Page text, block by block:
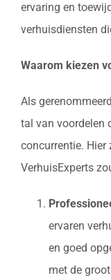
ervaring en
verhuisdiensten
Waarom kiezen
Als
tal van voordelen
concurrentie. Hier
VerhuisExperts
ervaren
en goed
met de